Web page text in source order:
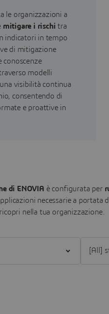
le organizzazioni a
mitigare i rischi tra
indicatori in tempo
di mitigazione
conoscenze
modelli
visibilità continua
consentendo di
e proattive in
di ENOVIA è configurata per
necessarie a portata
nella tua organizzazione.